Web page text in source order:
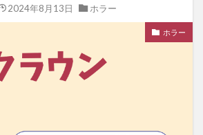
2024年8月13日 ホラー
ホラー